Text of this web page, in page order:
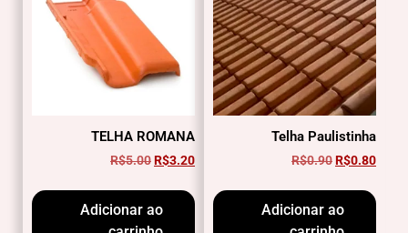
TELHA ROMANA
R$5.00R$3.20
Adicionar ao
Telha Paulistinha
R$0.90R$0.80
Adicionar ao